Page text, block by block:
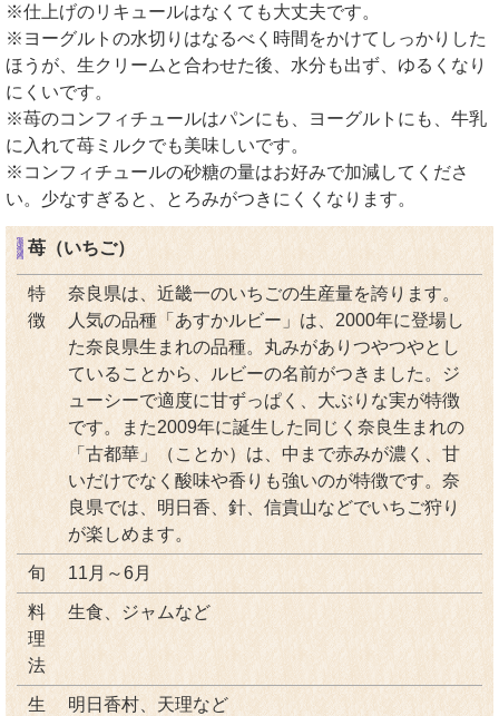
※仕上げのリキュールはなくても大丈夫です。
※ヨーグルトの水切りはなるべく時間をかけてしっかりした
ほうが、生クリームと合わせた後、水分も出ず、ゆるくなり
にくいです。
※苺のコンフィチュールはパンにも、ヨーグルトにも、牛乳
に入れて苺ミルクでも美味しいです。
※コンフィチュールの砂糖の量はお好みで加減してくださ
い。少なすぎると、とろみがつきにくくなります。
苺（いちご）
特
徴
奈良県は、近畿一のいちごの生産量を誇ります。
人気の品種「あすかルビー」は、2000年に登場し
た奈良県生まれの品種。丸みがありつやつやとし
ていることから、ルビーの名前がつきました。ジ
ューシーで適度に甘ずっぱく、大ぶりな実が特徴
です。また2009年に誕生した同じく奈良生まれの
「古都華」（ことか）は、中まで赤みが濃く、甘
いだけでなく酸味や香りも強いのが特徴です。奈
良県では、明日香、針、信貴山などでいちご狩り
が楽しめます。
旬 11月～6月
料
理
法
生食、ジャムなど
生
明日香村、天理など